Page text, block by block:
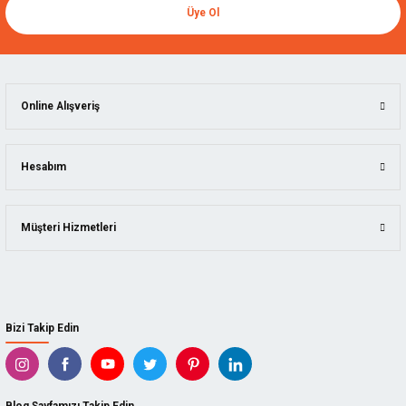
Üye Ol
Bizi Takip Edin
Online Alışveriş
Hesabım
Müşteri Hizmetleri